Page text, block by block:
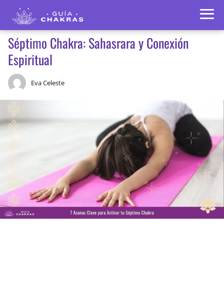
Séptimo Chakra: Sahasrara y Conexión
Espiritual
Eva Celeste